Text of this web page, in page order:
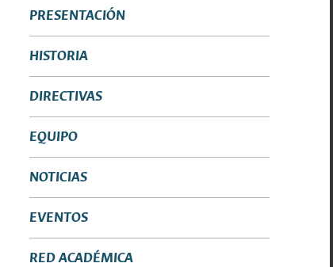
PRESENTACIÓN
HISTORIA
DIRECTIVAS
EQUIPO
NOTICIAS
EVENTOS
RED ACADÉMICA